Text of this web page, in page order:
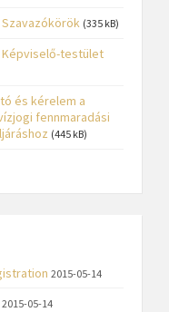
Szavazókörök (335 kB)
Képviselő-testület
és kérelem a
fennmaradási
(445 kB)
2015-05-14
2015-05-14